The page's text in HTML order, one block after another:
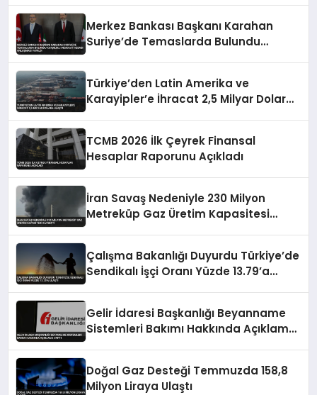
Merkez Bankası Başkanı Karahan
Suriye’de Temaslarda Bulundu
Türkiye’den Latin Amerika ve
Karayipler’e İhracat 2,5 Milyar Dolara
TCMB 2026 İlk Çeyrek Finansal
Hesaplar Raporunu Açıkladı
İran Savaş Nedeniyle 230 Milyon
Metreküp Gaz Üretim Kapasitesi
Çalışma Bakanlığı Duyurdu Türkiye’de
Sendikalı İşçi Oranı Yüzde 13.79’a
Gelir İdaresi Başkanlığı Beyanname
Sistemleri Bakımı Hakkında Açıklama
Doğal Gaz Desteği Temmuzda 158,8
Milyon Liraya Ulaştı